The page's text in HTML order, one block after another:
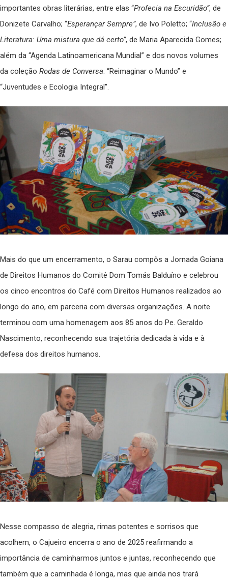
importantes obras literárias, entre elas “Profecia na Escuridão”, de
Donizete Carvalho; “Esperançar Sempre”, de Ivo Poletto; “Inclusão e
Literatura: Uma mistura que dá certo”, de Maria Aparecida Gomes;
além da “Agenda Latinoamericana Mundial” e dos novos volumes
da coleção Rodas de Conversa: “Reimaginar o Mundo” e
“Juventudes e Ecologia Integral”.
Mais do que um encerramento, o Sarau compôs a Jornada Goiana
de Direitos Humanos do Comitê Dom Tomás Balduíno e celebrou
os cinco encontros do Café com Direitos Humanos realizados ao
longo do ano, em parceria com diversas organizações. A noite
terminou com uma homenagem aos 85 anos do Pe. Geraldo
Nascimento, reconhecendo sua trajetória dedicada à vida e à
defesa dos direitos humanos.
Nesse compasso de alegria, rimas potentes e sorrisos que
acolhem, o Cajueiro encerra o ano de 2025 reafirmando a
importância de caminharmos juntos e juntas, reconhecendo que
também que a caminhada é longa, mas que ainda nos trará